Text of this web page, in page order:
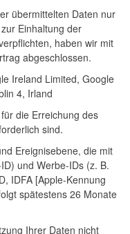
übermittelten Daten nur
Einhaltung der
haben wir mit
abgeschlossen.
Ireland Limited, Google
4, Irland
die Erreichung des
sind.
Ereignisebene, die mit
und Werbe-IDs (z. B.
IDFA [Apple-Kennung
spätestens 26 Monate
Ihrer Daten nicht